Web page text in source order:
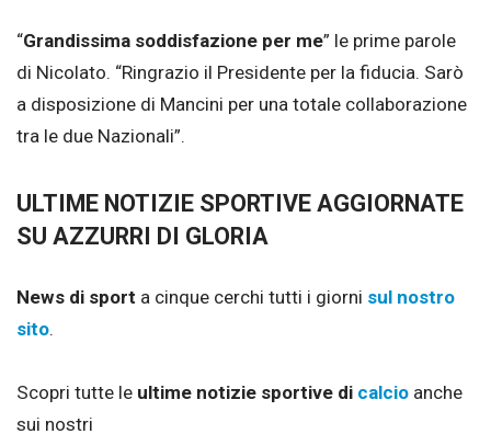
“Grandissima soddisfazione per me” le prime parole
di Nicolato. “Ringrazio il Presidente per la fiducia. Sarò
a disposizione di Mancini per una totale collaborazione
tra le due Nazionali”.
ULTIME NOTIZIE SPORTIVE AGGIORNATE
SU AZZURRI DI GLORIA
News di sport a cinque cerchi tutti i giorni sul nostro
sito.
Scopri tutte le ultime notizie sportive di calcio anche
sui nostri